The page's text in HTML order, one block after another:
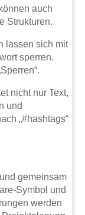
auch
Strukturen.
lassen sich mit
sperren.
nicht nur Text,
und
„#hashtags“
gemeinsam
Symbol und
werden